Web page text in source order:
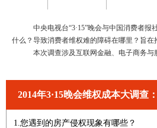
中央电视台“3·15”晚会与中国消费者报社
什么？导致消费者维权难的障碍在哪里？旨
本次调查涉及互联网金融、电子商务与服
2014年3·15晚会维权成本大调查
1.您遇到的房产侵权现象有哪些？